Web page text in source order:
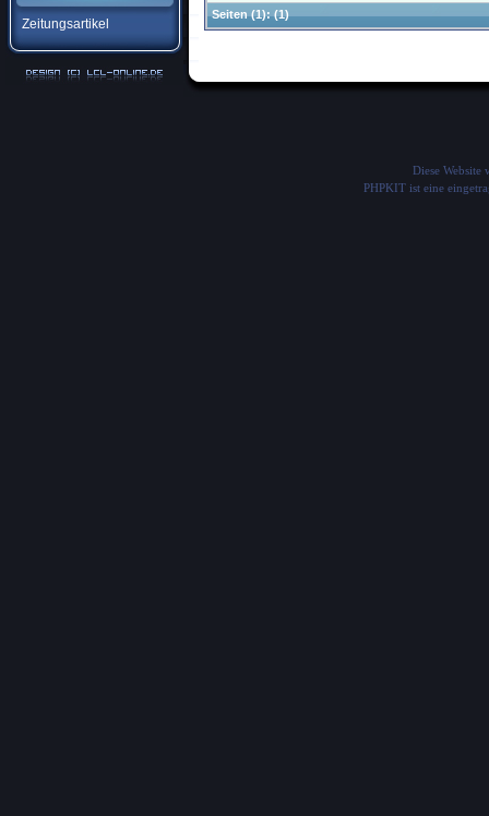
Zeitungsartikel
Seiten(1):(1)
Diese Website
PHPKIT ist eine